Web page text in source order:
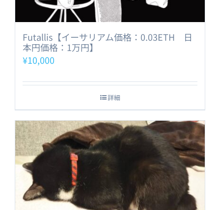
Futallis【イーサリアム価格：0.03ETH 日
本円価格：1万円】
¥10,000
詳細